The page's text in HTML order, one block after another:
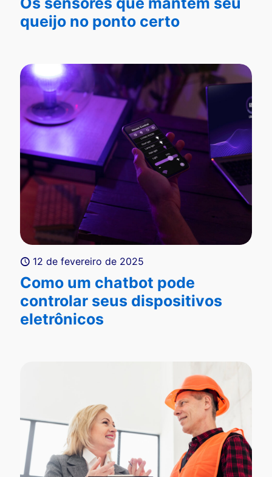
queijo no ponto certo
12 de fevereiro de 2025
Como um chatbot pode
controlar seus dispositivos
eletrônicos